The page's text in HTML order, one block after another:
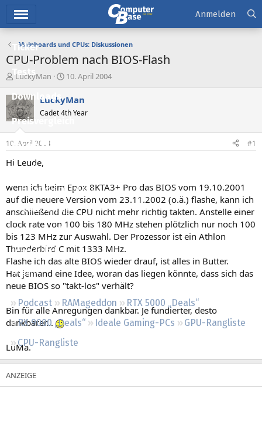
Ticker
Tests
Downloads
Preisvergleich
Forum
Aktuelles
Empfohlene Inhalte
Neue Beiträge
Neueste Aktivitäten
Leserartikel
Regeln
Podcast RAMageddon
RTX 5000 „Deals“
RX 9000 „Deals“
Ideale Gaming-PCs
GPU-Rangliste
CPU-Rangliste
Anmelden
Mainboards und CPUs: Diskussionen
CPU-Problem nach BIOS-Flash
E
s
t
e
e
LuckyMan
E
s
t
e
t
10. April 2004
LuckyMan
Cadet 4th Year
10. April 2004 #1
Hi Leude,
wenn ich beim Epox 8KTA3+ Pro das BIOS vom 19.10.2001
auf die neuere Version vom 23.11.2002 (o.ä.) flashe, kann ich
anschließend die CPU nicht mehr richtig takten. Anstelle einer
clock rate von 100 bis 180 MHz stehen plötzlich nur noch 100
bis 123 MHz zur Auswahl. Der Prozessor ist ein Athlon
Thunderbird C mit 1333 MHz.
Flashe ich das alte BIOS wieder drauf, ist alles in Butter.
Hat jemand eine Idee, woran das liegen könnte, dass sich das
neue BIOS so "takt-los" verhält?
Bin für alle Anregungen dankbar. Je fundierter, desto
dankbarer...
LuMa.